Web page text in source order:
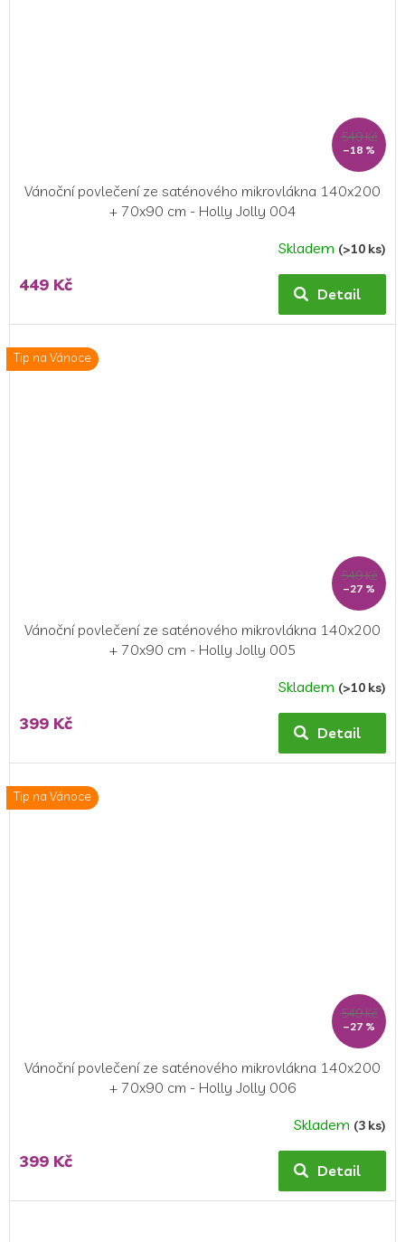
549 Kč
–18 %
Vánoční povlečení ze saténového mikrovlákna 140x200
+ 70x90 cm - Holly Jolly 004
Skladem (>10 ks)
449 Kč Detail
Tip na Vánoce
549 Kč
–27 %
Vánoční povlečení ze saténového mikrovlákna 140x200
+ 70x90 cm - Holly Jolly 005
Skladem (>10 ks)
399 Kč Detail
Tip na Vánoce
549 Kč
–27 %
Vánoční povlečení ze saténového mikrovlákna 140x200
+ 70x90 cm - Holly Jolly 006
Skladem (3 ks)
399 Kč Detail